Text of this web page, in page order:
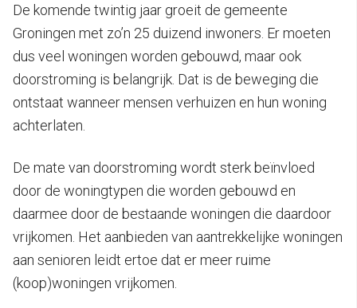
De komende twintig jaar groeit de gemeente
Groningen met zo’n 25 duizend inwoners. Er moeten
dus veel woningen worden gebouwd, maar ook
doorstroming is belangrijk. Dat is de beweging die
ontstaat wanneer mensen verhuizen en hun woning
achterlaten.
De mate van doorstroming wordt sterk beïnvloed
door de woningtypen die worden gebouwd en
daarmee door de bestaande woningen die daardoor
vrijkomen. Het aanbieden van aantrekkelijke woningen
aan senioren leidt ertoe dat er meer ruime
(koop)woningen vrijkomen.